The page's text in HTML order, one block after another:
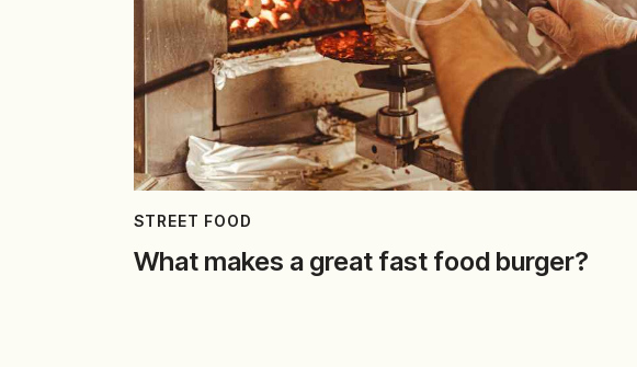
STREET FOOD
What makes a great fast food burger?